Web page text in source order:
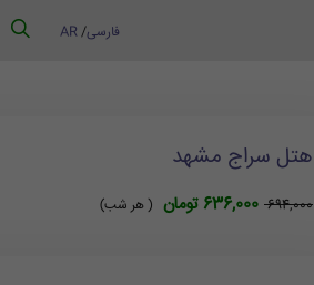
فارسی/
AR
هتل سراج مشهد
694,000 636,000 تومان ( هر شب)